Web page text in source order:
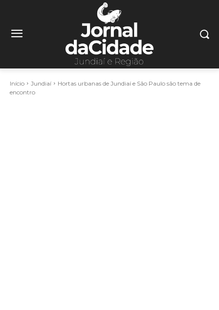
Início Jundiaí
Hortas urbanas de Jundiaí e São Paulo são tema de
encontro